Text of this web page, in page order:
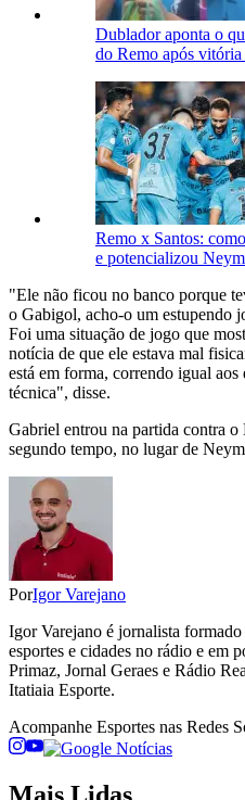
Dublador aponta o
do Remo após
Remo x Santos:
e potencializou
"Ele não ficou no banco porque
o Gabigol, acho-o um estupendo
Foi uma situação de jogo que
notícia de que ele estava mal
está em forma, correndo igual
técnica", disse.
Gabriel entrou na partida contra
segundo tempo, no lugar de
PorIgor Varejano
Igor Varejano é jornalista
esportes e cidades no rádio e em
Primaz, Jornal Geraes e Rádio
Itatiaia Esporte.
Acompanhe Esportes nas Redes